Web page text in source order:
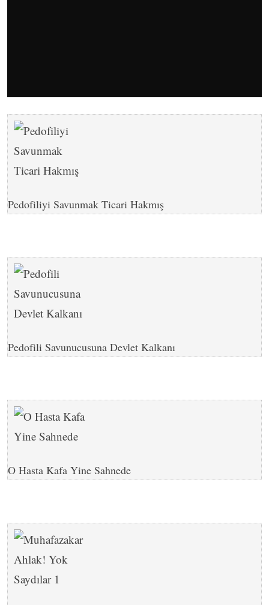
Pedofiliyi Savunmak Ticari Hakmış
Pedofili Savunucusuna Devlet Kalkanı
O Hasta Kafa Yine Sahnede